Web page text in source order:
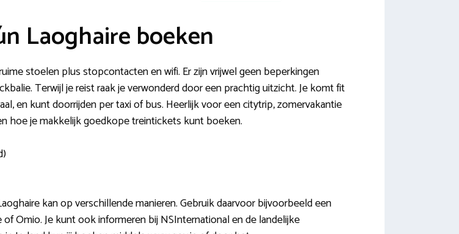
Laoghaire boeken
stoelen plus stopcontacten en wifi. Er zijn vrijwel geen beperkingen
Terwijl je reist raak je verwonderd door een prachtig uitzicht. Je komt fit
en kunt doorrijden per taxi of bus. Heerlijk voor een citytrip, zomervakantie
hoe je makkelijk goedkope treintickets kunt boeken.
kan op verschillende manieren. Gebruik daarvoor bijvoorbeeld een
Omio. Je kunt ook informeren bij NSInternational en de landelijke